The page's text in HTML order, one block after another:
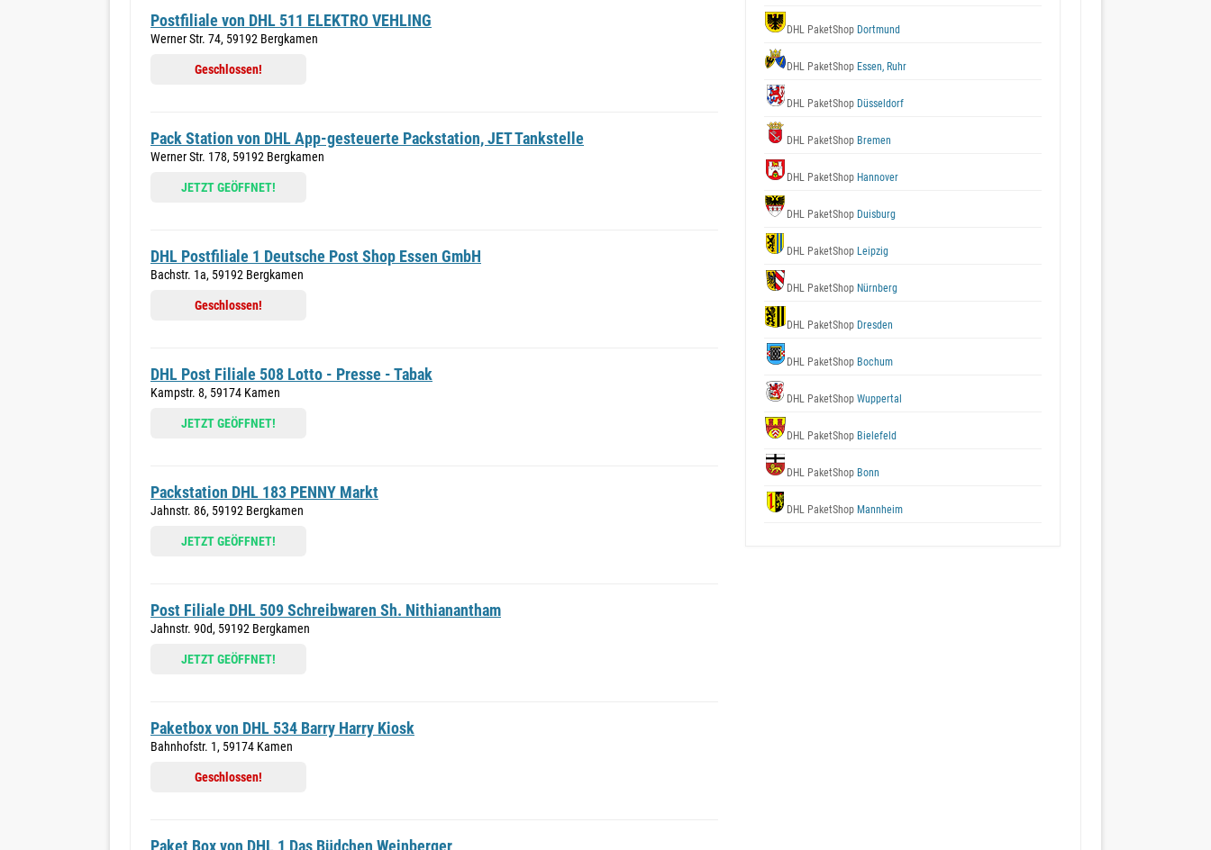
Postfiliale von DHL 511 ELEKTRO VEHLING
Werner Str. 74, 59192 Bergkamen
Geschlossen!
Pack Station von DHL App-gesteuerte Packstation, JET Tankstelle
Werner Str. 178, 59192 Bergkamen
JETZT GEÖFFNET!
DHL Postfiliale 1 Deutsche Post Shop Essen GmbH
Bachstr. 1a, 59192 Bergkamen
Geschlossen!
DHL Post Filiale 508 Lotto - Presse - Tabak
Kampstr. 8, 59174 Kamen
JETZT GEÖFFNET!
Packstation DHL 183 PENNY Markt
Jahnstr. 86, 59192 Bergkamen
JETZT GEÖFFNET!
Post Filiale DHL 509 Schreibwaren Sh. Nithianantham
Jahnstr. 90d, 59192 Bergkamen
JETZT GEÖFFNET!
Paketbox von DHL 534 Barry Harry Kiosk
Bahnhofstr. 1, 59174 Kamen
Geschlossen!
Paket Box von DHL 1 Das Büdchen Weinberger
DHL PaketShop Dortmund
DHL PaketShop Essen, Ruhr
DHL PaketShop Düsseldorf
DHL PaketShop Bremen
DHL PaketShop Hannover
DHL PaketShop Duisburg
DHL PaketShop Leipzig
DHL PaketShop Nürnberg
DHL PaketShop Dresden
DHL PaketShop Bochum
DHL PaketShop Wuppertal
DHL PaketShop Bielefeld
DHL PaketShop Bonn
DHL PaketShop Mannheim